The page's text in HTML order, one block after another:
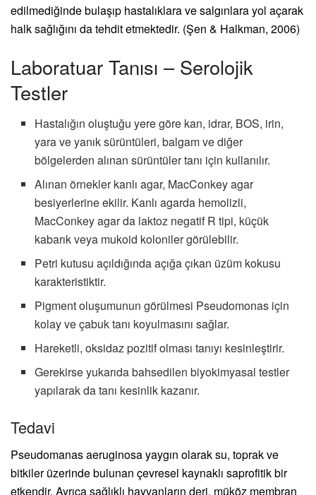
edilmediğinde bulaşıp hastalıklara ve salgınlara yol açarak
halk sağlığını da tehdit etmektedir. (Şen & Halkman, 2006)
Laboratuar Tanısı – Serolojik
Testler
Hastalığın oluştuğu yere göre kan, idrar, BOS, irin,
yara ve yanık sürüntüleri, balgam ve diğer
bölgelerden alınan sürüntüler tanı için kullanılır.
Alınan örnekler kanlı agar, MacConkey agar
besiyerlerine ekilir. Kanlı agarda hemolizli,
MacConkey agar da laktoz negatif R tipi, küçük
kabarık veya mukoid koloniler görülebilir.
Petri kutusu açıldığında açığa çıkan üzüm kokusu
karakteristiktir.
Pigment oluşumunun görülmesi Pseudomonas için
kolay ve çabuk tanı koyulmasını sağlar.
Hareketli, oksidaz pozitif olması tanıyı kesinleştirir.
Gerekirse yukarıda bahsedilen biyokimyasal testler
yapılarak da tanı kesinlik kazanır.
Tedavi
Pseudomanas aeruginosa yaygın olarak su, toprak ve
bitkiler üzerinde bulunan çevresel kaynaklı saprofitik bir
etkendir. Ayrıca sağlıklı hayvanların deri, müköz membran